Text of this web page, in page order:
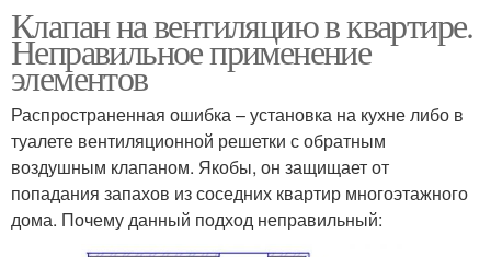
Клапан на вентиляцию в квартире.
Неправильное применение
элементов
Распространенная ошибка – установка на кухне либо в
туалете вентиляционной решетки с обратным
воздушным клапаном. Якобы, он защищает от
попадания запахов из соседних квартир многоэтажного
дома. Почему данный подход неправильный: